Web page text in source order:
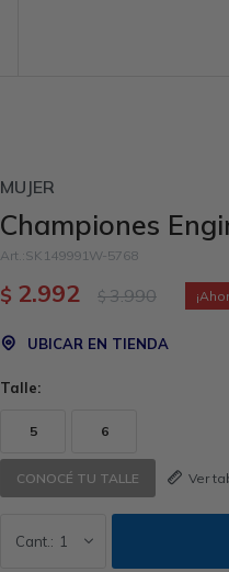
MUJER
Championes
SK149991W-5768
$ 2.992 $3.990
UBICAR EN TIENDA
Talle:
5 6
CONOCÉ TU TALLE Ver
1